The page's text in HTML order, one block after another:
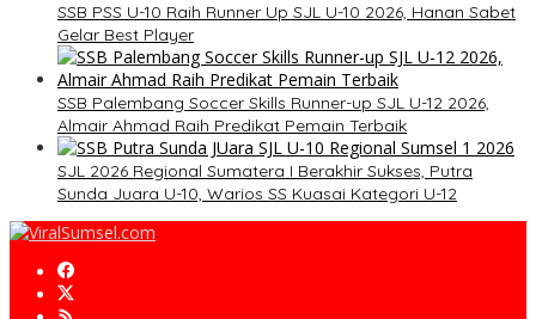
SSB PSS U-10 Raih Runner Up SJL U-10 2026, Hanan Sabet
Gelar Best Player
SSB Palembang Soccer Skills Runner-up SJL U-12 2026,
Almair Ahmad Raih Predikat Pemain Terbaik
SJL 2026 Regional Sumatera I Berakhir Sukses, Putra
Sunda Juara U-10, Warios SS Kuasai Kategori U-12